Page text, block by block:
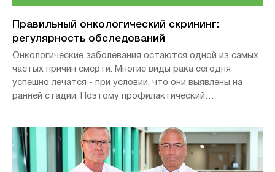
Правильный онкологический скрининг:
регулярность обследований
Онкологические заболевания остаются одной из самых
частых причин смерти. Многие виды рака сегодня
успешно лечатся - при условии, что они выявлены на
ранней стадии. Поэтому профилактический
обследования.